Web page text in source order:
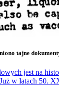
tajne
jest na
w latach 50.